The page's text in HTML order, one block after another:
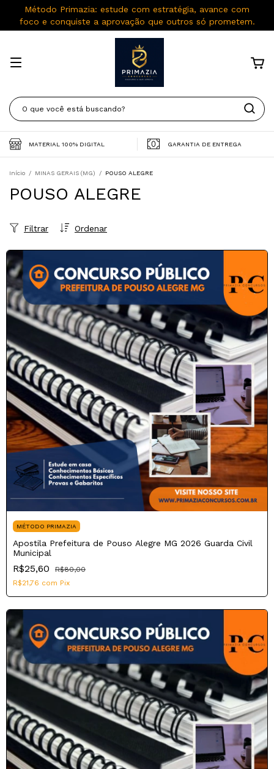
Método Primazia: estude com estratégia, avance com
foco e conquiste a aprovação que outros só prometem.
MATERIAL 100% DIGITAL GARANTIA DE ENTREGA
Início / MINAS GERAIS (MG) / POUSO ALEGRE
POUSO ALEGRE
Ordenar
Filtrar
MÉTODO PRIMAZIA
Apostila Prefeitura de Pouso Alegre MG 2026 Guarda Civil
Municipal
R$25,60
R$80,00
R$21,76 com Pix